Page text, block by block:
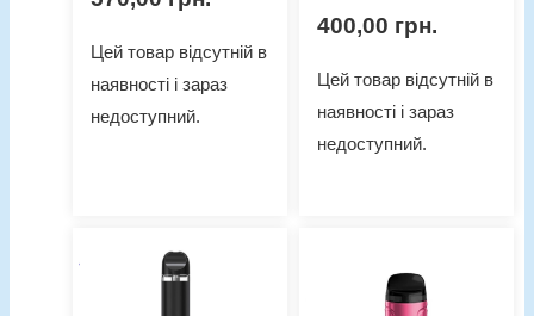
Цей товар відсутній в
наявності і зараз
недоступний.
400,00 грн.
Цей товар відсутній в
наявності і зараз
недоступний.